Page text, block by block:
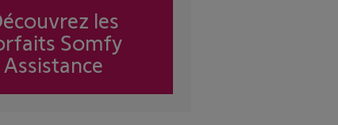
les
Somfy
Assistance